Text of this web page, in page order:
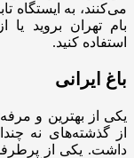
می‌کنند، به ایستگاه
بام تهران بروید
استفاده کنید.
باغ ایرانی
یکی از بهترین و
از گذشته‌های نه
داشت. یکی از